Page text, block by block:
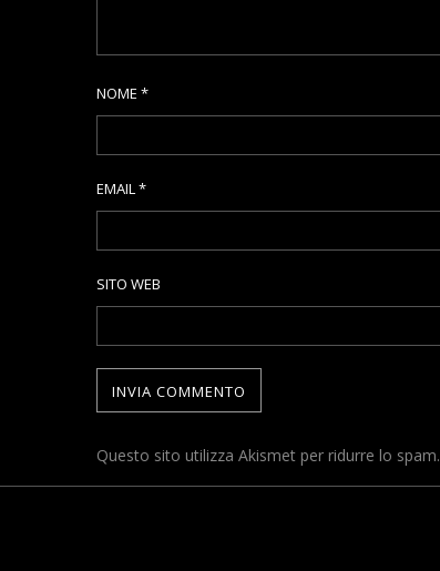
NOME *
EMAIL*
SITO WEB
Questo sito utilizza Akismet per ridurre lo spam.